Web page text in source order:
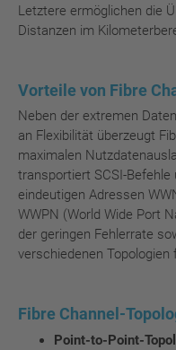
Letztere ermöglichen die
Distanzen im
Vorteile von Fibre
Neben der extremen
an Flexibilität überzeugt
maximalen
transportiert SCSI-
eindeutigen Adressen
WWPN (World Wide Port
der geringen Fehlerrate
verschiedenen Topologien
Fibre Channel-
Point-to-Point-